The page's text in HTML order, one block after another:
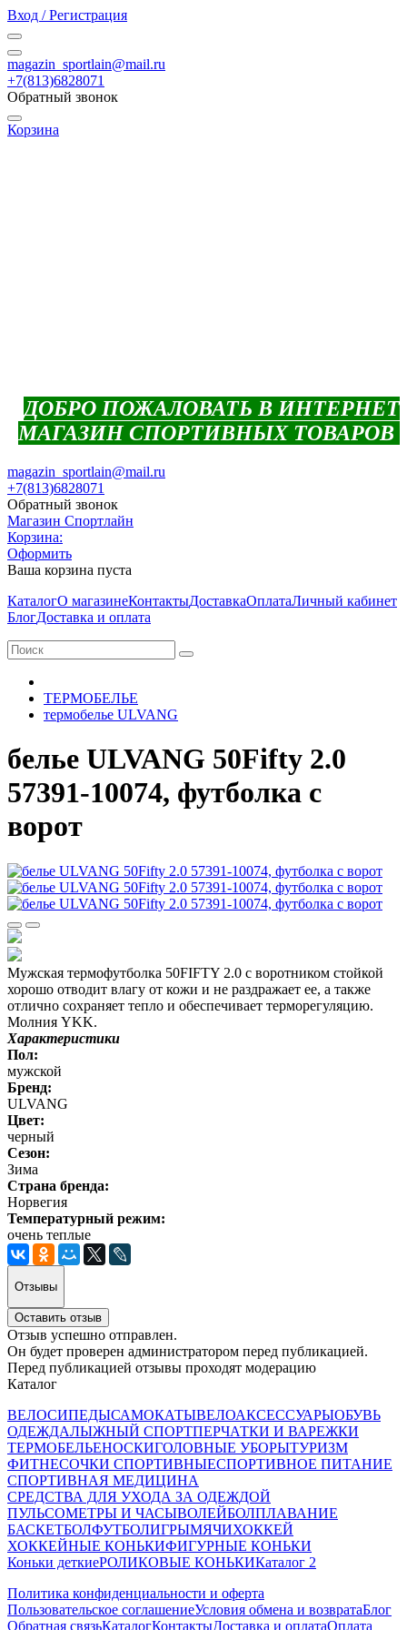
Вход / Регистрация
magazin_sportlain@mail.ru
+7(813)6828071
Обратный звонок
Корзина
ДОБРО ПОЖАЛОВАТЬ В ИНТЕРНЕТ
МАГАЗИН СПОРТИВНЫХ ТОВАРОВ
magazin_sportlain@mail.ru
+7(813)6828071
Обратный звонок
Магазин Спортлайн
Корзина:
Оформить
Ваша корзина пуста
КаталогО магазинеКонтактыДоставкаОплатаЛичный кабинет
БлогДоставка и оплата
ТЕРМОБЕЛЬЕ
термобелье ULVANG
белье ULVANG 50Fifty 2.0
57391-10074, футболка с
ворот
Мужская термофутболка 50FIFTY 2.0 с воротником стойкой
хорошо отводит влагу от кожи и не раздражает ее, а также
отлично сохраняет тепло и обеспечивает терморегуляцию.
Молния YKK.
Характеристики
Пол:
мужской
Бренд:
ULVANG
Цвет:
черный
Сезон:
Зима
Страна бренда:
Норвегия
Температурный режим:
очень теплые
Отзывы
Оставить отзыв
Отзыв успешно отправлен.
Он будет проверен администратором перед публикацией.
Перед публикацией отзывы проходят модерацию
Каталог
ВЕЛОСИПЕДЫСАМОКАТЫВЕЛОАКСЕССУАРЫОБУВЬ
ОДЕЖДАЛЫЖНЫЙ СПОРТПЕРЧАТКИ И ВАРЕЖКИ
ТЕРМОБЕЛЬЕНОСКИГОЛОВНЫЕ УБОРЫТУРИЗМ
ФИТНЕСОЧКИ СПОРТИВНЫЕСПОРТИВНОЕ ПИТАНИЕ
СПОРТИВНАЯ МЕДИЦИНА
СРЕДСТВА ДЛЯ УХОДА ЗА ОДЕЖДОЙ
ПУЛЬСОМЕТРЫ И ЧАСЫВОЛЕЙБОЛПЛАВАНИЕ
БАСКЕТБОЛФУТБОЛИГРЫМЯЧИХОККЕЙ
ХОККЕЙНЫЕ КОНЬКИФИГУРНЫЕ КОНЬКИ
Коньки деткиеРОЛИКОВЫЕ КОНЬКИКаталог 2
Политика конфиденциальности и оферта
Пользовательское соглашениеУсловия обмена и возвратаБлог
Обратная связьКаталогКонтактыДоставка и оплатаОплата